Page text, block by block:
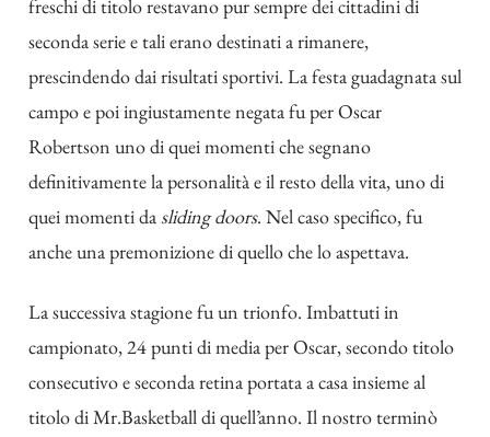
freschi di titolo restavano pur sempre dei cittadini di
seconda serie e tali erano destinati a rimanere,
prescindendo dai risultati sportivi. La festa guadagnata sul
campo e poi ingiustamente negata fu per Oscar
Robertson uno di quei momenti che segnano
definitivamente la personalità e il resto della vita, uno di
quei momenti dasliding doors. Nel caso specifico, fu
anche una premonizione di quello che lo aspettava.
La successiva stagione fu un trionfo. Imbattuti in
campionato, 24 punti di media per Oscar, secondo titolo
consecutivo e seconda retina portata a casa insieme al
titolo di Mr.Basketball di quell’anno. Il nostro terminò